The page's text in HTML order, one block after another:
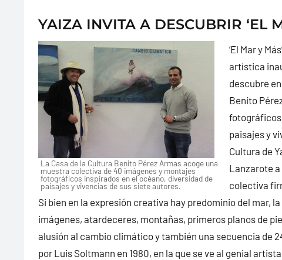
YAIZA INVITA A DESCUBRIR ‘EL
La Casa de la Cultura Benito Pérez Armas acoge una
muestra colectiva de 40 imágenes y montajes
fotográficos inspirados en el océano, diversidad de
paisajes y vivencias de sus siete autores.
‘El Mar y
artística
descubre
Benito
fotográficos
paisajes y
Cultura de
Lanzarote
colectiva
Si bien en la expresión creativa hay predominio del mar,
imágenes, atardeceres, montañas, primeros planos de
alusión al cambio climático y también una secuencia de
por Luis Soltmann en 1980, en la que se ve al genial